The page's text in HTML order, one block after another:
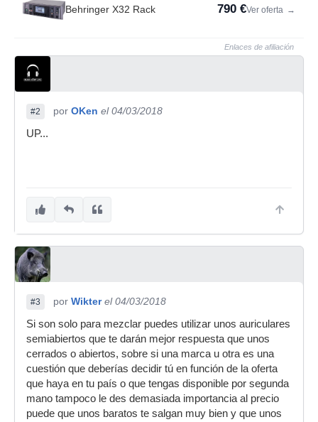
Behringer X32 Rack 790 €Ver oferta →
Enlaces de afiliación
#2 por OKen el 04/03/2018
UP...
#3 por Wikter el 04/03/2018
Si son solo para mezclar puedes utilizar unos auriculares
semiabiertos que te darán mejor respuesta que unos
cerrados o abiertos, sobre si una marca u otra es una
cuestión que deberías decidir tú en función de la oferta
que haya en tu país o que tengas disponible por segunda
mano tampoco le des demasiada importancia al precio
puede que unos baratos te salgan muy bien y que unos